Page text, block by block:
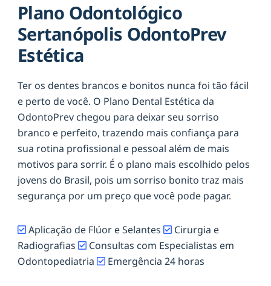
Plano Odontológico
Sertanópolis OdontoPrev
Estética
Ter os dentes brancos e bonitos nunca foi tão fácil
e perto de você. O Plano Dental Estética da
OdontoPrev chegou para deixar seu sorriso
branco e perfeito, trazendo mais confiança para
sua rotina profissional e pessoal além de mais
motivos para sorrir. É o plano mais escolhido pelos
jovens do Brasil, pois um sorriso bonito traz mais
segurança por um preço que você pode pagar.
Aplicação de Flúor e Selantes
Cirurgia e
Radiografias
Consultas com Especialistas em
Odontopediatria
Emergência 24 horas